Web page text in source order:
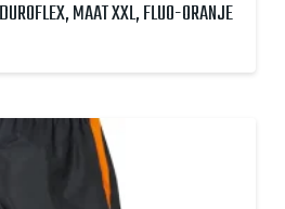
MAAT XXL, FLUO-ORANJE